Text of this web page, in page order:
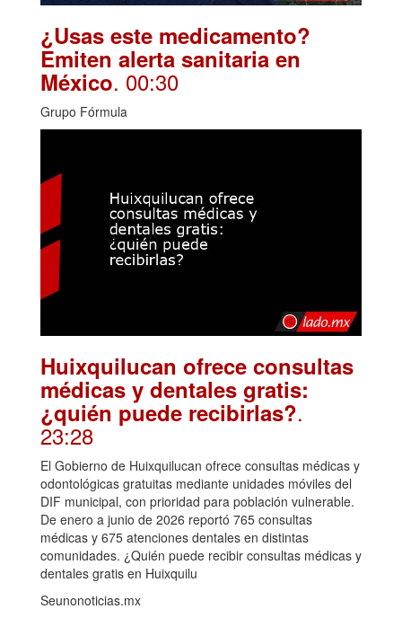
¿Usas este medicamento?
Emiten alerta sanitaria en
México. 00:30
Grupo Fórmula
Huixquilucan ofrece consultas
médicas y dentales gratis:
¿quién puede recibirlas?.
23:28
El Gobierno de Huixquilucan ofrece consultas médicas y
odontológicas gratuitas mediante unidades móviles del
DIF municipal, con prioridad para población vulnerable.
De enero a junio de 2026 reportó 765 consultas
médicas y 675 atenciones dentales en distintas
comunidades. ¿Quién puede recibir consultas médicas y
dentales gratis en Huixquilu
Seunonoticias.mx